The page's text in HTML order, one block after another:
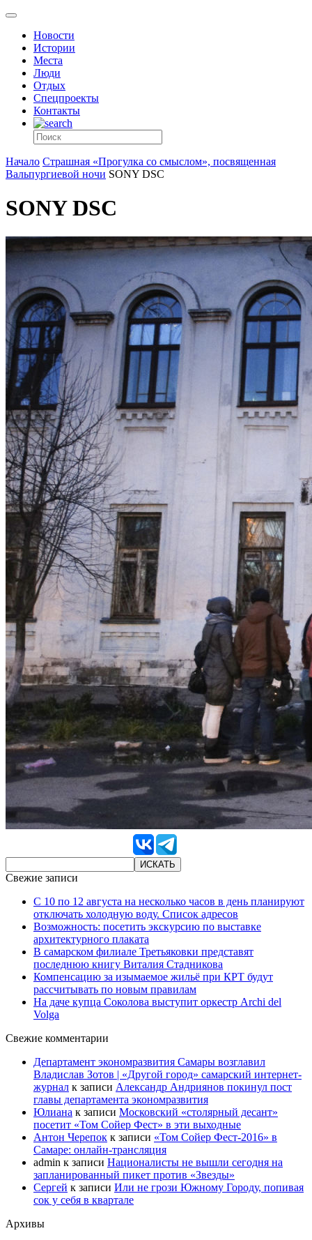
Новости
Истории
Места
Люди
Отдых
Спецпроекты
Контакты
Начало Страшная «Прогулка со смыслом», посвященная
Вальпургиевой ночи SONY DSC
SONY DSC
Свежие записи
С 10 по 12 августа на несколько часов в день планируют
отключать холодную воду. Список адресов
Возможность: посетить экскурсию по выставке
архитектурного плаката
В самарском филиале Третьяковки представят
последнюю книгу Виталия Стадникова
Компенсацию за изымаемое жильё при КРТ будут
рассчитывать по новым правилам
На даче купца Соколова выступит оркестр Archi del
Volga
Свежие комментарии
Департамент экономразвития Самары возглавил
Владислав Зотов | «Другой город» самарский интернет-
журнал к записи Александр Андриянов покинул пост
главы департамента экономразвития
Юлиана к записи Московский «столярный десант»
посетит «Том Сойер Фест» в эти выходные
Антон Черепок к записи «Том Сойер Фест-2016» в
Самаре: онлайн-трансляция
admin к записи Националисты не вышли сегодня на
запланированный пикет против «Звезды»
Сергей к записи Или не грози Южному Городу, попивая
сок у себя в квартале
Архивы